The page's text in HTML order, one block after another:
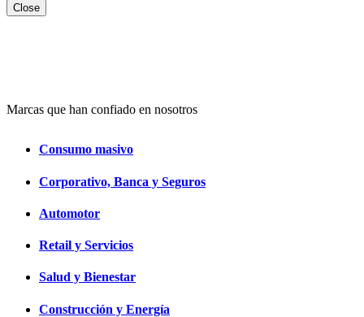
Close
Marcas que han confiado en nosotros
Consumo masivo
Corporativo, Banca y Seguros
Automotor
Retail y Servicios
Salud y Bienestar
Construcción y Energía